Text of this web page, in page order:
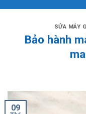
SỬA MÁY
Bảo hành
09